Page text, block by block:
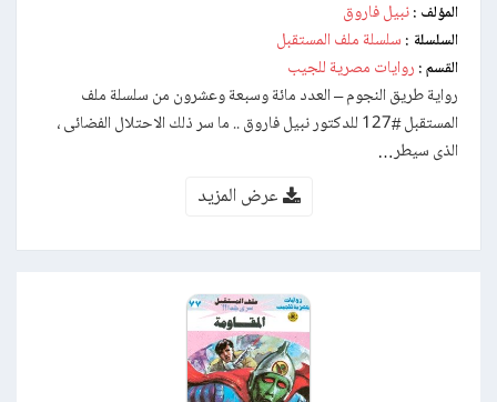
المؤلف : نبيل فاروق
السلسلة : سلسلة ملف المستقبل
القسم : روايات مصرية للجيب
رواية طريق النجوم – العدد مائة وسبعة وعشرون من سلسلة ملف
المستقبل #127 للدكتور نبيل فاروق .. ما سر ذلك الاحتلال الفضائى ،
الذى سيطر…
عرض المزيد